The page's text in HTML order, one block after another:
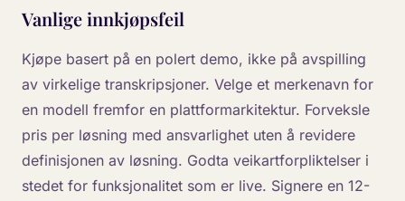
Vanlige innkjøpsfeil
Kjøpe basert på en polert demo, ikke på avspilling
av virkelige transkripsjoner. Velge et merkenavn for
en modell fremfor en plattformarkitektur. Forveksle
pris per løsning med ansvarlighet uten å revidere
definisjonen av løsning. Godta veikartforpliktelser i
stedet for funksjonalitet som er live. Signere en 12-